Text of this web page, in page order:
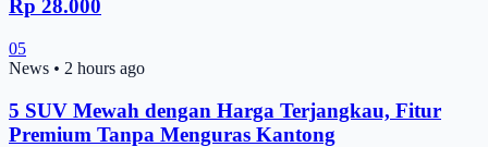
Rp 28.000
05
News • 2 hours ago
5 SUV Mewah dengan Harga Terjangkau, Fitur
Premium Tanpa Menguras Kantong